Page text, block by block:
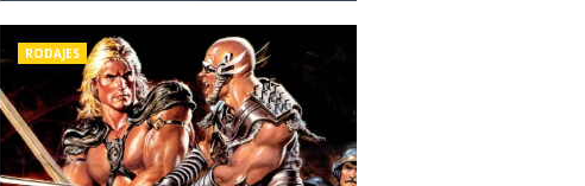
RODAJES